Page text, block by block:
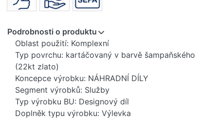
Podrobnosti o produktu
Oblast použití: Komplexní
Typ povrchu: kartáčovaný v barvě šampaňského
(22kt zlato)
Koncepce výrobku: NÁHRADNÍ DÍLY
Segment výrobků: Služby
Typ výrobku BU: Designový díl
Doplněk typu výrobku: Výlevka